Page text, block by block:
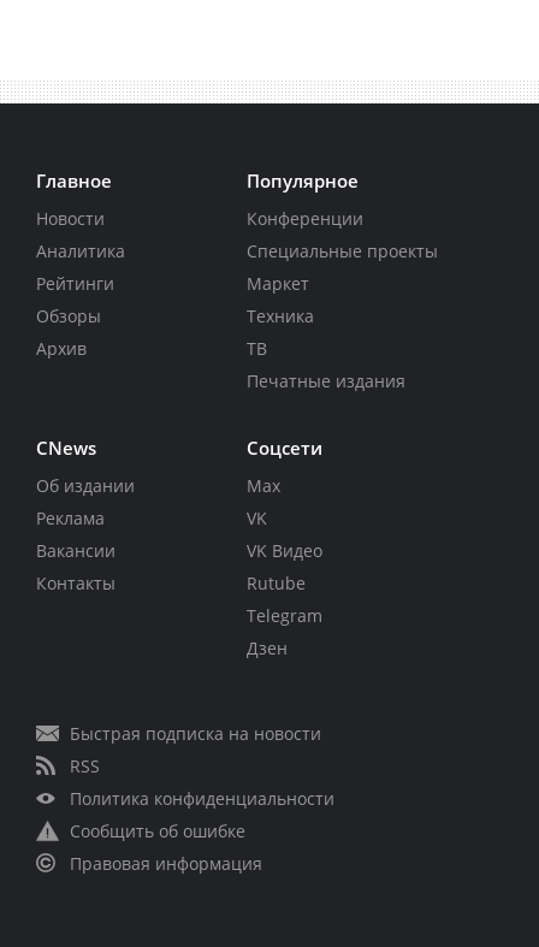
Главное
Новости
Аналитика
Рейтинги
Обзоры
Архив
Популярное
Конференции
Специальные проекты
Маркет
Техника
ТВ
Печатные издания
CNews
Об издании
Реклама
Вакансии
Контакты
Соцсети
Max
VK
VK Видео
Rutube
Telegram
Дзен
Быстрая подписка на новости
RSS
Политика конфиденциальности
Сообщить об ошибке
Правовая информация